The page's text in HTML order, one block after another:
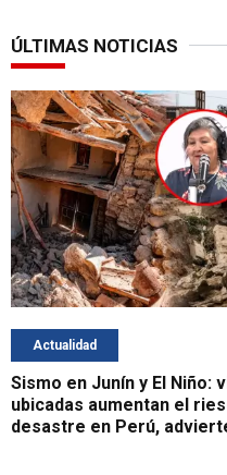
ÚLTIMAS NOTICIAS
Actualidad
Sismo en Junín y El Niño:
ubicadas aumentan el
desastre en Perú,